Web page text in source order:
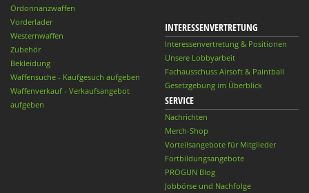
Ordonnanzwaffen
Vorderlader
Westernwaffen
Zubehör
Bekleidung
Waffensuche - Kaufgesuch aufgeben
Waffenverkauf - Verkaufsangebot
aufgeben
INTERESSENVERTRETUNG
Interessenvertretung & Positionen
Unsere Lobbyarbeit
Fachausschuss Airsoft & Paintball
Gesetzgebung im Überblick
SERVICE
Nachrichten
Merch-Shop
Vorteilsangebote für Mitglieder
Fortbildungsangebote
PROGUN Blog
Jobbörse und Nachfolge